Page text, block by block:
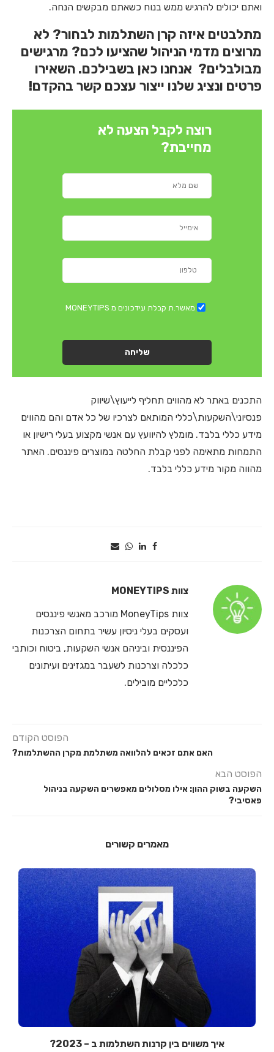
ואתם יכולים להרגיש ממש בנוח כשאתם מבקשים הנחה.
מתלבטים איזה קרן השתלמות לבחור? לא
מרוצים מדמי הניהול שהציעו לכם? מרגישים
מבולבלים? אנחנו כאן בשבילכם. השאירו
פרטים ונציג שלנו ייצור עצכם קשר בהקדם!
רוצה לקבל הצעה לא
מחייבת?
מאשר.ת קבלת עידכונים מ MONEYTIPS
שליחה
התכנים באתר לא מהווים תחליף לייעוץ\שיווק
פנסיוני\השקעות\כללי המותאם לצרכיו של כל אדם והם מהווים
מידע כללי בלבד. מומלץ להיוועץ עם אנשי מקצוע בעלי רישיון או
התמחות מתאימה לפני קבלת החלטה במוצרים פיננסים. האתר
מהווה מקור מידע כללי בלבד.
צוות MONEYTIPS
‎צוות MoneyTips מורכב מאנשי פיננסים
ועסקים בעלי ניסיון עשיר בתחום הצרכנות
הפיננסית וביניהם אנשי השקעות, ביטוח וכותבי
כלכלה וצרכנות לשעבר במגזינים ועיתונים
כלכליים מובילים.
הפוסט הקודם
האם אתם זכאים להלוואה משתלמת מקרן ההשתלמות?
הפוסט הבא
השקעה בשוק ההון: אילו מסלולים מאפשרים השקעה בניהול
פאסיבי?
מאמרים קשורים
איך משווים בין קרנות השתלמות ב – 2023?